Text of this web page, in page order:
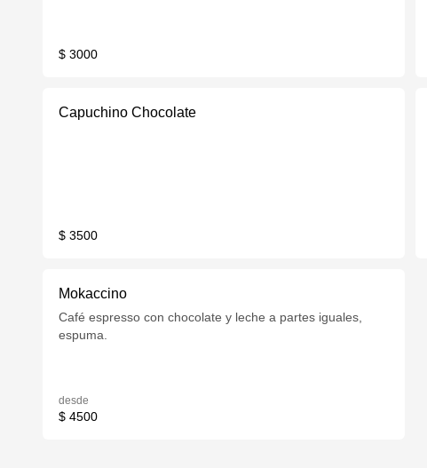
$ 3000
Capuchino Chocolate
$ 3500
Mokaccino
Café espresso con chocolate y leche a partes iguales,
espuma.
desde
$ 4500